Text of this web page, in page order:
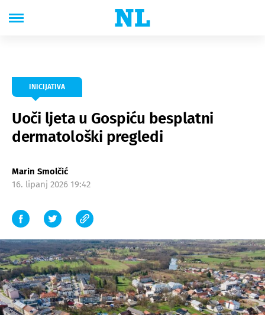
INICIJATIVA
Uoči ljeta u Gospiću besplatni
dermatološki pregledi
Marin Smolčić
16. lipanj 2026 19:42